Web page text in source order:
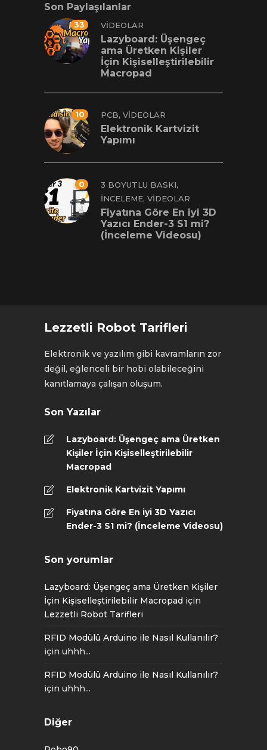
Son Paylaşılanlar
33 VIDEOLAR
Lazyboard: Üşengeç
ama Üretken Kişiler
İçin Kişiselleştirilebilir
Macropad
10 PCB, VIDEOLAR
Elektronik Kartvizit
Yapımı
0 3 BOYUTLU BASKI,
İNCELEME, VIDEOLAR
Fiyatına Göre En iyi 3D
Yazıcı Ender-3 S1 mi?
(İnceleme Videosu)
Lezzetli Robot Tarifleri
Elektronik ve yazılım gibi kavramların zor
değil, eğlenceli bir hobi olabileceğini
kanıtlamaya çalışan oluşum.
Son Yazılar
Lazyboard: Üşengeç ama Üretken
Kişiler İçin Kişiselleştirilebilir
Macropad
Elektronik Kartvizit Yapımı
Fiyatına Göre En iyi 3D Yazıcı
Ender-3 S1 mi? (İnceleme Videosu)
Son yorumlar
Lazyboard: Üşengeç ama Üretken Kişiler
İçin Kişiselleştirilebilir Macropad için
Lezzetli Robot Tarifleri
RFID Modülü Arduino ile Nasıl Kullanılır?
için uhhh...
RFID Modülü Arduino ile Nasıl Kullanılır?
için uhhh...
Diğer